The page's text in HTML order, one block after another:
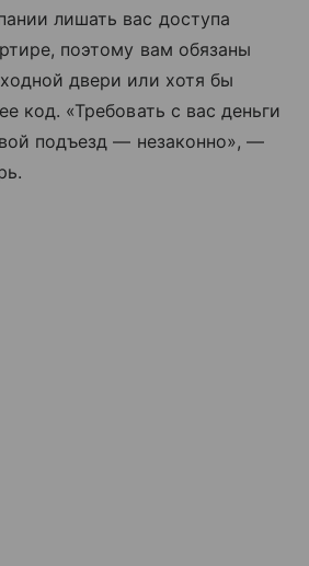
лишать вас доступа
поэтому вам обязаны
двери или хотя бы
код. «Требовать с вас деньги
подъезд — незаконно», —